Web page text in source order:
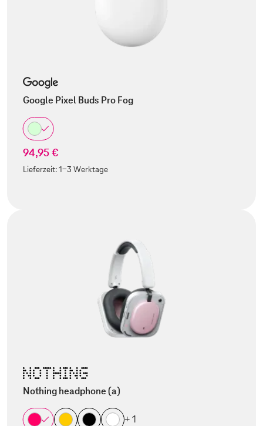
Google Pixel Buds Pro Fog
94,95 €
Lieferzeit:1-3 Werktage
Nothing headphone (a)
+ 1